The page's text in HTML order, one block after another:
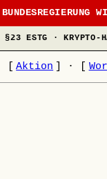
§23 ESTG · KRYPTO-
Aktion ·